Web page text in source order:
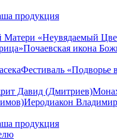
продукция
Матери «Неувядаемый
Почаевская икона
Фестиваль «Подворье
Давид (Дмитриев)
Иеродиакон
продукция